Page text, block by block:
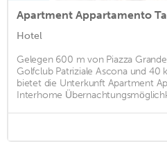
Apartment Appartamento
Hotel
Gelegen 600 m von Piazza
Golfclub Patriziale Ascona und 40
bietet die Unterkunft Apartment
Interhome